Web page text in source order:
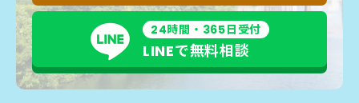
24時間・365日受付
LINEで無料相談